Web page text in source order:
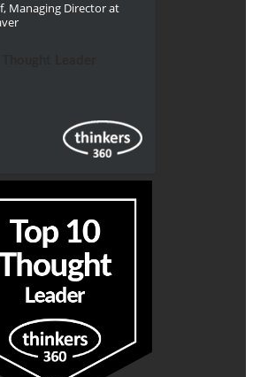
Managing Director at